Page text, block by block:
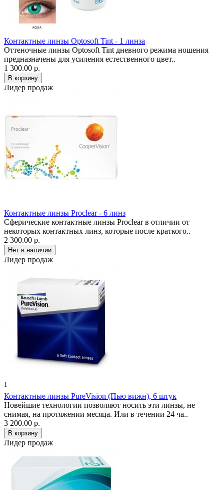
Контактные линзы Optosoft Tint - 1 линза
Оттеночные линзы Optosoft Tint дневного режима ношения
предназначены для усиления естественного цвет..
1 300.00 р.
Лидер продаж
Контактные линзы Proclear - 6 линз
Сферические контактные линзы Proclear в отличии от
некоторых контактных линз, которые после краткого..
2 300.00 р.
Лидер продаж
1
Контактные линзы PureVision (Пью вижн), 6 штук
Новейшие технологии позволяют носить эти линзы, не
снимая, на протяжении месяца. Или в течении 24 ча..
3 200.00 р.
Лидер продаж